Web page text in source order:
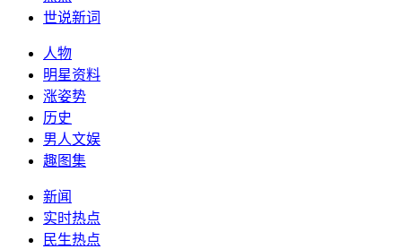
世说新词
人物
明星资料
涨姿势
历史
男人文娱
趣图集
新闻
实时热点
民生热点